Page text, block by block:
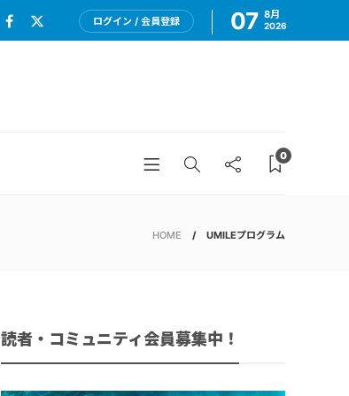
ログイン / 会員登録 07 8月
2026
0
HOME UMILEプログラム
読者・コミュニティ会員募集中！